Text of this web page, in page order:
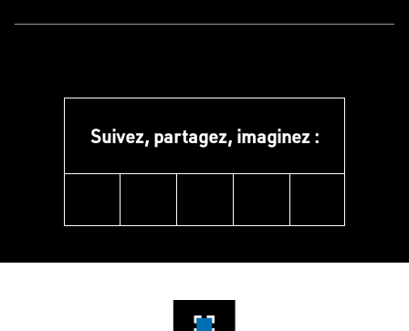
Suivez, partagez, imaginez :